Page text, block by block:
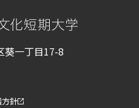
一丁目17-8
針